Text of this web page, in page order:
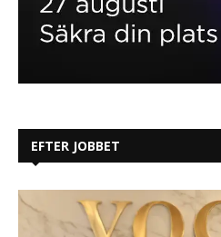
EFTER JOBBET